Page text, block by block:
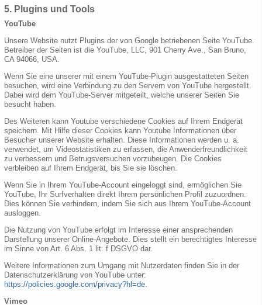
5. Plugins und Tools
YouTube
Unsere Website nutzt Plugins der von Google betriebenen Seite YouTube.
Betreiber der Seiten ist die YouTube, LLC, 901 Cherry Ave., San Bruno,
CA 94066, USA.
Wenn Sie eine unserer mit einem YouTube-Plugin ausgestatteten Seiten
besuchen, wird eine Verbindung zu den Servern von YouTube hergestellt.
Dabei wird dem YouTube-Server mitgeteilt, welche unserer Seiten Sie
besucht haben.
Des Weiteren kann Youtube verschiedene Cookies auf Ihrem Endgerät
speichern. Mit Hilfe dieser Cookies kann Youtube Informationen über
Besucher unserer Website erhalten. Diese Informationen werden u. a.
verwendet, um Videostatistiken zu erfassen, die Anwenderfreundlichkeit
zu verbessern und Betrugsversuchen vorzubeugen. Die Cookies
verbleiben auf Ihrem Endgerät, bis Sie sie löschen.
Wenn Sie in Ihrem YouTube-Account eingeloggt sind, ermöglichen Sie
YouTube, Ihr Surfverhalten direkt Ihrem persönlichen Profil zuzuordnen.
Dies können Sie verhindern, indem Sie sich aus Ihrem YouTube-Account
ausloggen.
Die Nutzung von YouTube erfolgt im Interesse einer ansprechenden
Darstellung unserer Online-Angebote. Dies stellt ein berechtigtes Interesse
im Sinne von Art. 6 Abs. 1 lit. f DSGVO dar.
Weitere Informationen zum Umgang mit Nutzerdaten finden Sie in der
Datenschutzerklärung von YouTube unter:
https://policies.google.com/privacy?hl=de
Vimeo